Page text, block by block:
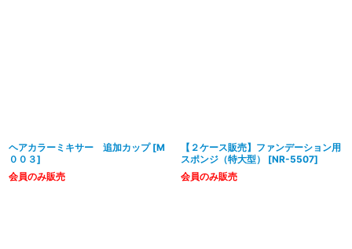
ヘアカラーミキサー 追加カップ [M
００３]
会員のみ販売
【２ケース販売】ファンデーション用
スポンジ（特大型）
[NR-5507]
会員のみ販売